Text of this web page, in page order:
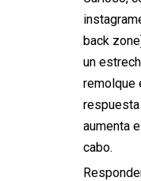
back
un
remolque
aumenta
cabo.